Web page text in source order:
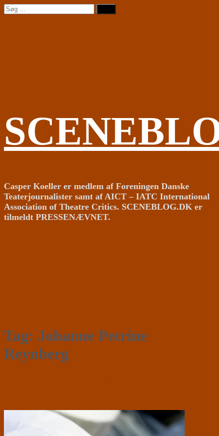
Videre
til
Søg
efter:
Casper Koeller er medlem af Foreningen Danske
Teaterjournalister samt af AICT – IATC International
Association of Theatre Critics. SCENEBLOG.DK er
tilmeldt PRESSENÆVNET.
Tag: Johanne Petrine
Reynberg